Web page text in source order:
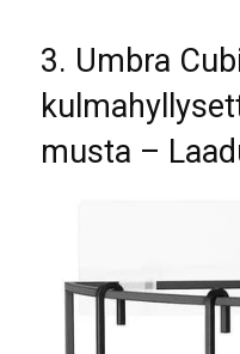
3. Umbra
musta –